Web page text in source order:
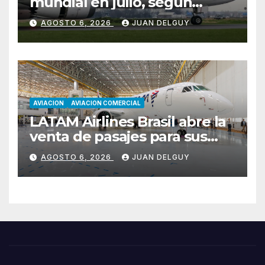
Cirium
AGOSTO 6, 2026 JUAN DELGUY
AVIACION AVIACION COMERCIAL
LATAM Airlines Brasil abre la
venta de pasajes para sus
nuevos Embraer E195-E2 y
anuncia la expansión de su
red
AGOSTO 6, 2026 JUAN DELGUY